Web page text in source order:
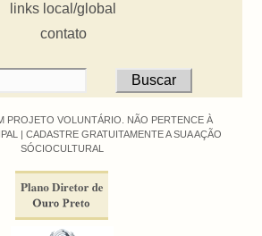
links local/global
contato
PROJETO VOLUNTÁRIO. NÃO PERTENCE À
| CADASTRE GRATUITAMENTE A SUA AÇÃO
SÓCIOCULTURAL